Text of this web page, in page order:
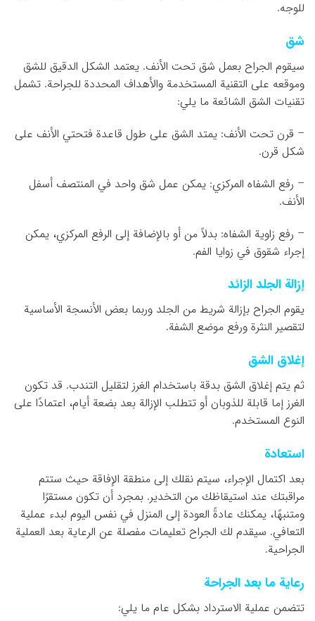
للوجه.
شق
سيقوم الجراح بعمل شق تحت الأنف. يعتمد الشكل الدقيق للشق
وموقعه على التقنية المستخدمة والأهداف المحددة للجراحة. تشمل
تقنيات الشق الشائعة ما يلي:
– قرن تحت الأنف: يمتد الشق على طول قاعدة فتحتي الأنف على
شكل قرن.
– رفع الشفاه المركزي: يمكن عمل شق واحد في المنتصف أسفل
الأنف.
– رفع زاوية الشفاه: بدلاً من أو بالإضافة إلى الرفع المركزي، يمكن
إجراء شقوق في زوايا الفم.
إزالة الجلد الزائد
يقوم الجراح بإزالة شريط من الجلد وربما بعض الأنسجة الأساسية
لتقصير النثرة ورفع موضع الشفة.
إغلاق الشق
ثم يتم إغلاق الشق بدقة باستخدام الغرز لتقليل التندب. قد تكون
الغرز إما قابلة للذوبان أو تتطلب الإزالة بعد بضعة أيام، اعتمادًا على
النوع المستخدم.
استعادة
بعد اكتمال الإجراء، سيتم نقلك إلى منطقة الإفاقة حيث ستتم
مراقبتك عند استيقاظك من التخدير. بمجرد أن تكون مستقرًا
ومتنبهًا، يمكنك عادةً العودة إلى المنزل في نفس اليوم لبدء عملية
التعافي. سيقدم لك الجراح تعليمات مفصلة عن الرعاية بعد العملية
الجراحية.
رعاية ما بعد الجراحة
تتضمن عملية الاسترداد بشكل عام ما يلي: